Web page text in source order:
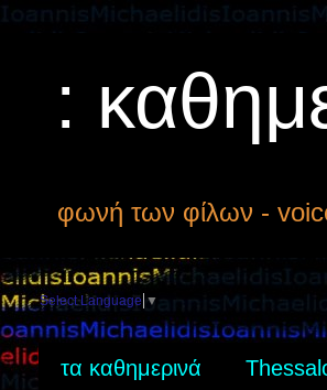
:
φωνή των φίλων -
Select Language ▼
τα καθημερινά